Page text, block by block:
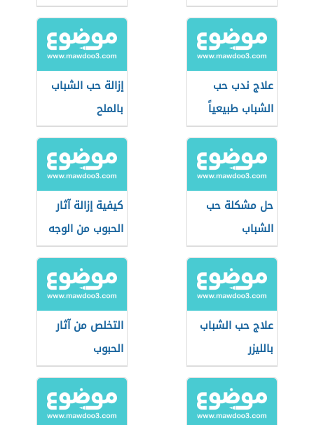
الدهنية
علاج ندب حب
الشباب طبيعياً
إزالة حب الشباب
بالملح
حل مشكلة حب
الشباب
كيفية إزالة آثار
الحبوب من الوجه
علاج حب الشباب
بالليزر
التخلص من آثار
الحبوب